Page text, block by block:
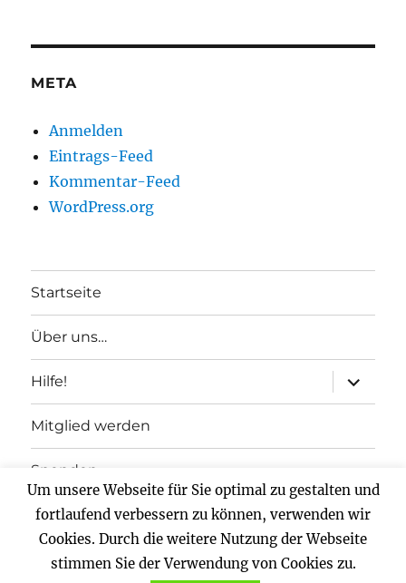
META
Anmelden
Eintrags-Feed
Kommentar-Feed
WordPress.org
Startseite
Über uns…
Hilfe!
anzeigen
Mitglied werden
Spenden
Impressum
Datenschutz
Um unsere Webseite für Sie optimal zu gestalten und
fortlaufend verbessern zu können, verwenden wir
Cookies. Durch die weitere Nutzung der Webseite
stimmen Sie der Verwendung von Cookies zu.